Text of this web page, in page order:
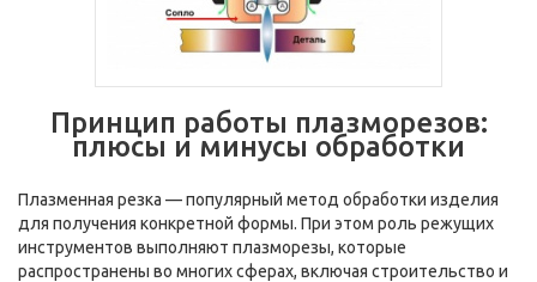
Принцип работы плазморезов:
плюсы и минусы обработки
Плазменная резка — популярный метод обработки изделия
для получения конкретной формы. При этом роль режущих
инструментов выполняют плазморезы, которые
распространены во многих сферах, включая строительство и